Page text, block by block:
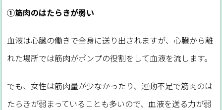
①筋肉のはたらきが弱い
血液は心臓の働きで全身に送り出されますが、心臓から離
れた場所では筋肉がポンプの役割をして血液を流します。
でも、女性は筋肉量が少なかったり、運動不足で筋肉のは
たらきが弱まっていることも多いので、血液を送る力が弱